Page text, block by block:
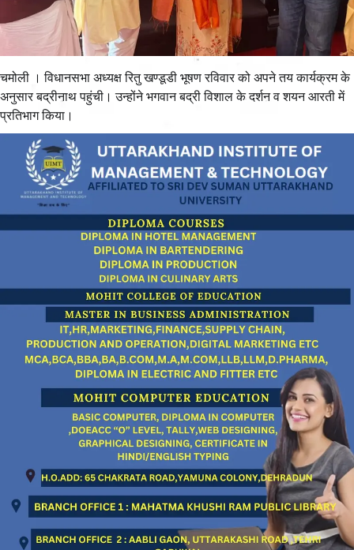
चमोली । विधानसभा अध्यक्ष रितु खण्डूडी भूषण रविवार को अपने तय कार्यक्रम के
अनुसार बद्रीनाथ पहुंची। उन्होंने भगवान बद्री विशाल के दर्शन व शयन आरती में
प्रतिभाग किया।